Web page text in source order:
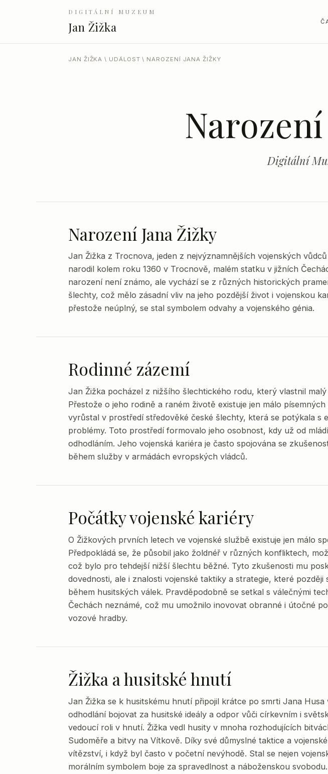
DIGITÁLNÍ MUZEUM
Jan Žižka
JAN ŽIŽKA \ UDÁLOST \ NAROZENÍ JANA ŽIŽKY
Digitální
Narození Jana Žižky
Jan Žižka z Trocnova, jeden z nejvýznamnějších vojenských
narodil kolem roku 1360 v Trocnově, malém statku v jižních
narození není známo, ale vychází se z různých historických
šlechty, což mělo zásadní vliv na jeho pozdější život i vojenskou
přestože neúplný, se stal symbolem odvahy a vojenského génia.
Rodinné zázemí
Jan Žižka pocházel z nižšího šlechtického rodu, který vlastnil
Přestože o jeho rodině a raném životě existuje jen málo
vyrůstal v prostředí středověké české šlechty, která se potýkala s
problémy. Toto prostředí formovalo jeho osobnost, kdy už od
odhodláním. Jeho vojenská kariéra je často spojována se
během služby v armádách evropských vládců.
Počátky vojenské kariéry
O Žižkových prvních letech ve vojenské službě existuje jen málo
Předpokládá se, že působil jako žoldnéř v různých konfliktech,
což bylo pro tehdejší nižší šlechtu běžné. Tyto zkušenosti mu
dovednosti, ale i znalosti vojenské taktiky a strategie, které později
během husitských válek. Pravděpodobně se setkal s válečnými
Čechách neznámé, což mu umožnilo inovovat obranné i útočné
vozové hradby.
Žižka a husitské hnutí
Jan Žižka se k husitskému hnutí připojil krátce po smrti Jana Husa
odhodlání bojovat za husitské ideály a odpor vůči církevním i
vedoucí roli v hnutí. Žižka vedl husity v mnoha rozhodujících
Sudoměře a bitvy na Vítkově. Díky své důmyslné taktice a
vítězství, i když byl často v početní nevýhodě. Stal se nejen
morálním symbolem boje za spravedlnost a náboženskou svobodu.